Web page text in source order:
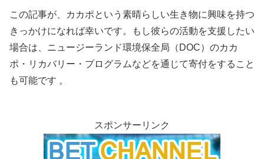
この記事が、カカポという素晴らしい生き物に興味を持つ
きっかけになれば幸いです。もし彼らの活動を支援したい
場合は、ニュージーランド環境保全局（DOC）のカカ
ポ・リカバリー・プログラムなどを通じて寄付をすること
も可能です 。
スポンサーリンク